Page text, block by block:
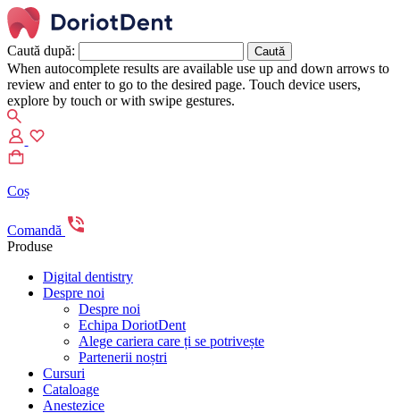
Caută după:
When autocomplete results are available use up and down arrows to
review and enter to go to the desired page. Touch device users,
explore by touch or with swipe gestures.
Coș
Comandă
Produse
Digital dentistry
Despre noi
Despre noi
Echipa DoriotDent
Alege cariera care ți se potrivește
Partenerii noștri
Cursuri
Cataloage
Anestezice